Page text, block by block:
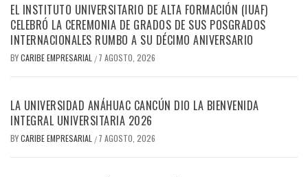
EL INSTITUTO UNIVERSITARIO DE ALTA FORMACIÓN (IUAF)
CELEBRÓ LA CEREMONIA DE GRADOS DE SUS POSGRADOS
INTERNACIONALES RUMBO A SU DÉCIMO ANIVERSARIO
BYCARIBE EMPRESARIAL / 7 AGOSTO, 2026
LA UNIVERSIDAD ANÁHUAC CANCÚN DIO LA BIENVENIDA
INTEGRAL UNIVERSITARIA 2026
BYCARIBE EMPRESARIAL / 7 AGOSTO, 2026